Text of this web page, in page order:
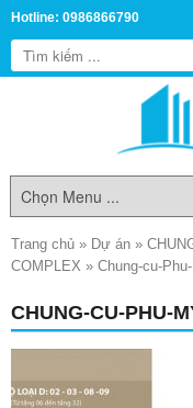
Hotline: 0986866790
Trang chủ » Dự án »
COMPLEX » Chung-cu-
CHUNG-CU-PHU-